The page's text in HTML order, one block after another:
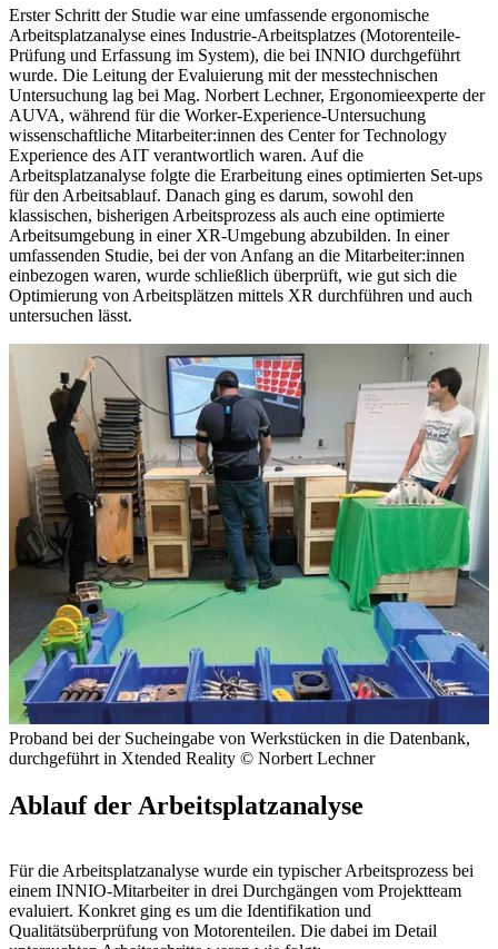
Erster Schritt der Studie war eine umfassende ergonomische
Arbeitsplatzanalyse eines Industrie-Arbeitsplatzes (Motorenteile-
Prüfung und Erfassung im System), die bei INNIO durchgeführt
wurde. Die Leitung der Evaluierung mit der messtechnischen
Untersuchung lag bei Mag. Norbert Lechner, Ergonomieexperte der
AUVA, während für die Worker-Experience-Untersuchung
wissenschaftliche Mitarbeiter:innen des Center for Technology
Experience des AIT verantwortlich waren. Auf die
Arbeitsplatzanalyse folgte die Erarbeitung eines optimierten Set-ups
für den Arbeitsablauf. Danach ging es darum, sowohl den
klassischen, bisherigen Arbeitsprozess als auch eine optimierte
Arbeitsumgebung in einer XR-Umgebung abzubilden. In einer
umfassenden Studie, bei der von Anfang an die Mitarbeiter:innen
einbezogen waren, wurde schließlich überprüft, wie gut sich die
Optimierung von Arbeitsplätzen mittels XR durchführen und auch
untersuchen lässt.
Proband bei der Such­eingabe von Werk­stücken in die Datenbank,
durch­geführt in Xtended Reality © Norbert Lechner
Ablauf der Arbeitsplatzanalyse
Für die Arbeitsplatzanalyse wurde ein typischer Arbeitsprozess bei
einem INNIO-Mitarbeiter in drei Durchgängen vom Projektteam
evaluiert. Konkret ging es um die Identifikation und
Qualitätsüberprüfung von Motorenteilen. Die dabei im Detail